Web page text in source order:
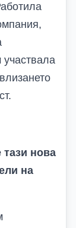
нова
на